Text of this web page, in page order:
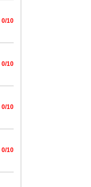
0/10
0/10
0/10
0/10